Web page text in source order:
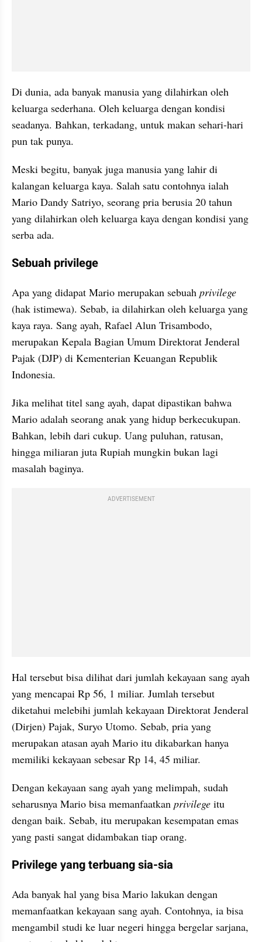
Di dunia, ada banyak manusia yang dilahirkan oleh
keluarga sederhana. Oleh keluarga dengan kondisi
seadanya. Bahkan, terkadang, untuk makan sehari-hari
pun tak punya.
Meski begitu, banyak juga manusia yang lahir di
kalangan keluarga kaya. Salah satu contohnya ialah
Mario Dandy Satriyo, seorang pria berusia 20 tahun
yang dilahirkan oleh keluarga kaya dengan kondisi yang
serba ada.
Sebuah privilege
Apa yang didapat Mario merupakan sebuah privilege
(hak istimewa). Sebab, ia dilahirkan oleh keluarga yang
kaya raya. Sang ayah, Rafael Alun Trisambodo,
merupakan Kepala Bagian Umum Direktorat Jenderal
Pajak (DJP) di Kementerian Keuangan Republik
Indonesia.
Jika melihat titel sang ayah, dapat dipastikan bahwa
Mario adalah seorang anak yang hidup berkecukupan.
Bahkan, lebih dari cukup. Uang puluhan, ratusan,
hingga miliaran juta Rupiah mungkin bukan lagi
masalah baginya.
ADVERTISEMENT
Hal tersebut bisa dilihat dari jumlah kekayaan sang ayah
yang mencapai Rp 56, 1 miliar. Jumlah tersebut
diketahui melebihi jumlah kekayaan Direktorat Jenderal
(Dirjen) Pajak, Suryo Utomo. Sebab, pria yang
merupakan atasan ayah Mario itu dikabarkan hanya
memiliki kekayaan sebesar Rp 14, 45 miliar.
Dengan kekayaan sang ayah yang melimpah, sudah
seharusnya Mario bisa memanfaatkan privilege itu
dengan baik. Sebab, itu merupakan kesempatan emas
yang pasti sangat didambakan tiap orang.
Privilege yang terbuang sia-sia
Ada banyak hal yang bisa Mario lakukan dengan
memanfaatkan kekayaan sang ayah. Contohnya, ia bisa
mengambil studi ke luar negeri hingga bergelar sarjana,